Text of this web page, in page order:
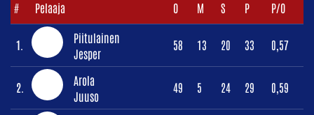
# Pelaaja O M S P P/O
1.
Piitulainen
Jesper
58 13 20 33 0,57
2.
Arola
Juuso
49 5 24 29 0,59